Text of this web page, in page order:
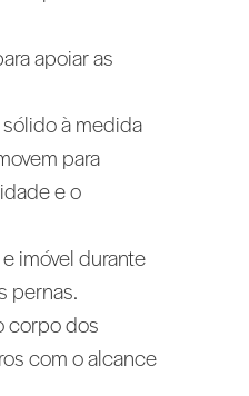
apoiar as
à medida
para
e o
imóvel durante
pernas.
corpo dos
com o alcance